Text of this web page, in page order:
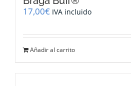
17,00€ IVA incluido
Añadir al carrito